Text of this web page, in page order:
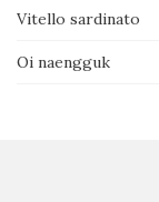
Vitello sardinato
Oi naengguk